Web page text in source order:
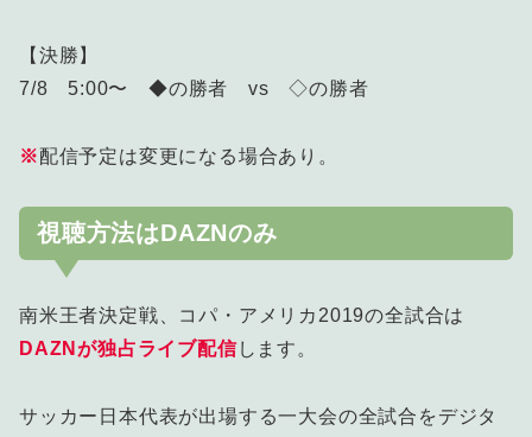
【決勝】
7/8 5:00〜 ◆の勝者 vs ◇の勝者
※配信予定は変更になる場合あり。
視聴方法はDAZNのみ
南米王者決定戦、コパ・アメリカ2019の全試合は
DAZNが独占ライブ配信します。
サッカー日本代表が出場する一大会の全試合をデジタ